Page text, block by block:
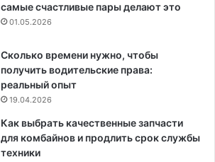
самые счастливые пары делают это
01.05.2026
Сколько времени нужно, чтобы
получить водительские права:
реальный опыт
19.04.2026
Как выбрать качественные запчасти
для комбайнов и продлить срок службы
техники